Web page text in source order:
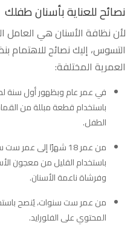
نصائح للعناية بأسنان طفلك
لأن نظافة الأسنان هي العامل
التسوس، إليك نصائح للاهتمام
العمرية المختلفة:
في عمر عام وبظهور أول سنة
باستخدام قطعة مبللة من
الطفل.
من عمر 18 شهرًا إلى
باستخدام القليل من معجون
وفرشاة ناعمة الأسنان.
من عمر ست سنوات، يُنصح
المحتوي على الفلورايد.